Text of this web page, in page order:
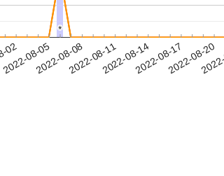
02
2022-08-052022-08-082022-08-112022-08-142022-08-172022-08-20
*
*